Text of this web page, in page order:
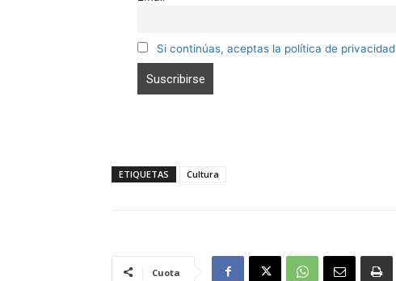
Si continúas, aceptas la política de privacidad
ETIQUETAS Cultura
Cuota